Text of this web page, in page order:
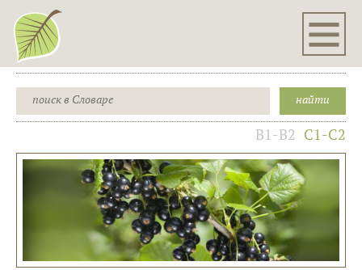
B1-B2 C1-C2